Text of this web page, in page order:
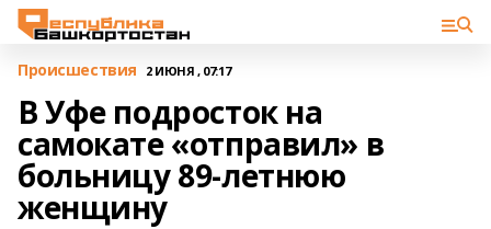
Происшествия 2 ИЮНЯ , 07:17
В Уфе подросток на
самокате «отправил» в
больницу 89-летнюю
женщину